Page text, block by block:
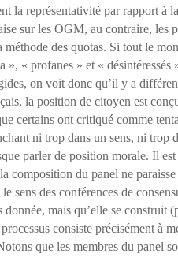
la représentativité par rapport à
sur les OGM, au contraire, les
des quotas. Si tout le
», « profanes » et « désintéressés
on voit donc qu’il y a
la position de citoyen est
certains ont critiqué comme
ni trop dans un sens, ni trop
parler de position morale. Il
composition du panel ne
sens des conférences de
donnée, mais qu’elle se construit
consiste précisément à
que les membres du panel